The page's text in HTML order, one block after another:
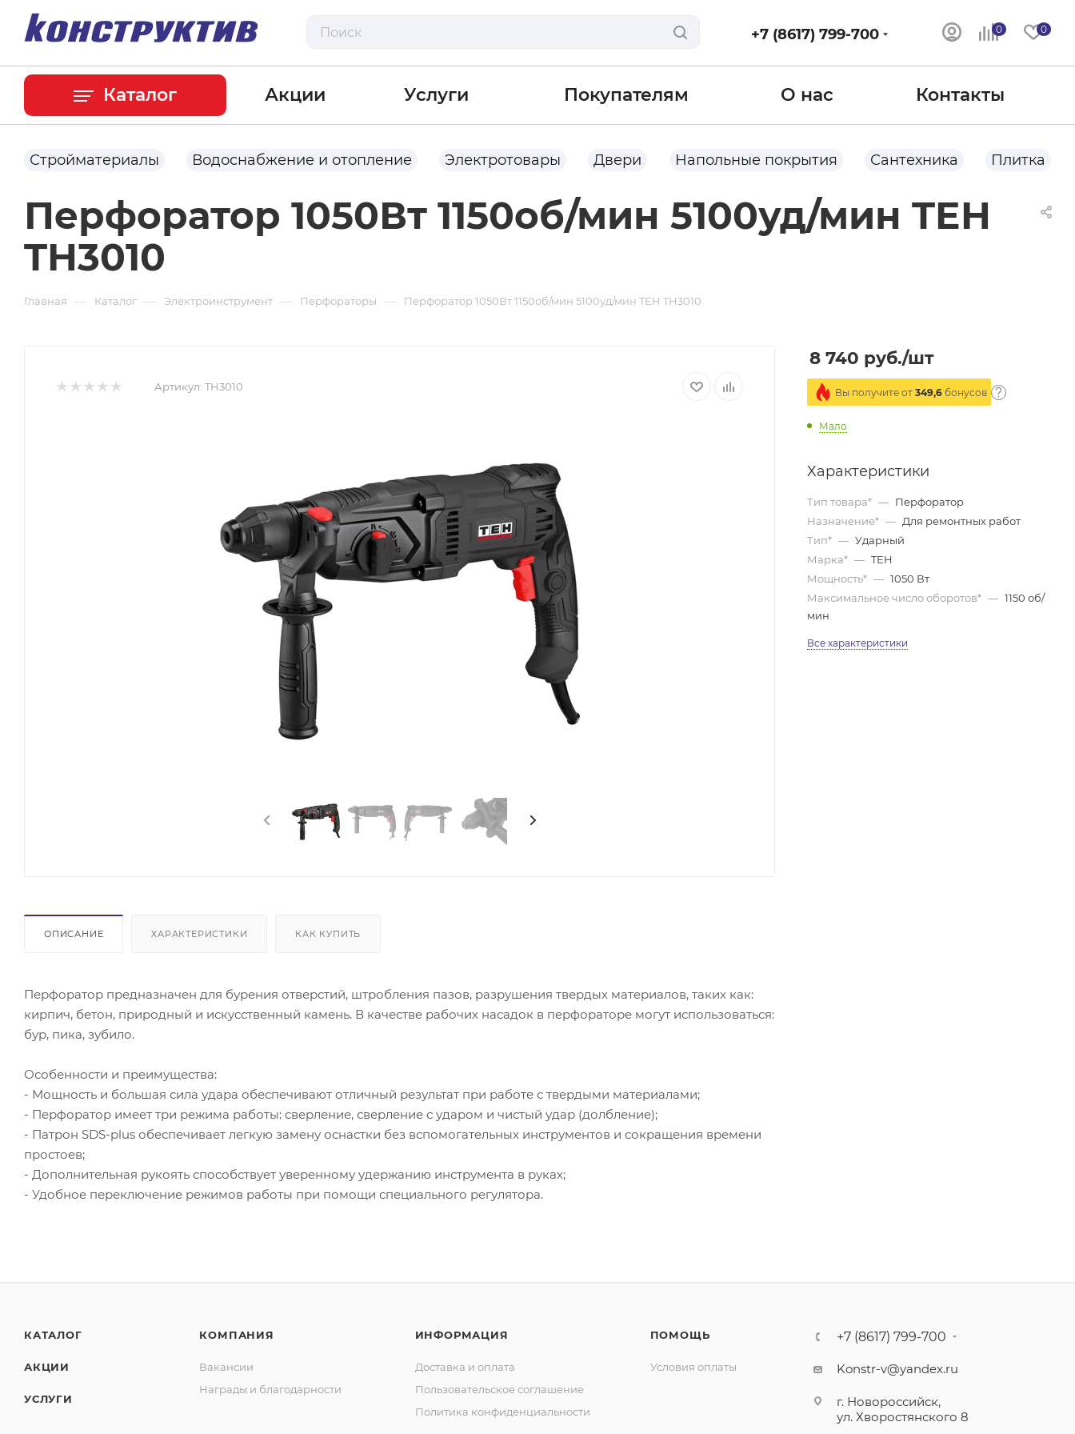
0 0
+7 (8617) 799-700
Каталог Акции Услуги Покупателям О нас Контакты
Стройматериалы Водоснабжение и отопление Электротовары Двери Напольные покрытия Сантехника Плитка
Перфоратор 1050Вт 1150об/мин 5100уд/мин TEH
TH3010
Главная — Каталог — Электроинструмент — Перфораторы — Перфоратор 1050Вт 1150об/мин 5100уд/мин TEH TH3010
Артикул: TH3010
ОПИСАНИЕ ХАРАКТЕРИСТИКИ КАК КУПИТЬ
Перфоратор предназначен для бурения отверстий, штробления пазов, разрушения твердых материалов, таких как:
кирпич, бетон, природный и искусственный камень. В качестве рабочих насадок в перфораторе могут использоваться:
бур, пика, зубило.
Особенности и преимущества:
- Мощность и большая сила удара обеспечивают отличный результат при работе с твердыми материалами;
- Перфоратор имеет три режима работы: сверление, сверление с ударом и чистый удар (долбление);
- Патрон SDS-plus обеспечивает легкую замену оснастки без вспомогательных инструментов и сокращения времени
простоев;
- Дополнительная рукоять способствует уверенному удержанию инструмента в руках;
- Удобное переключение режимов работы при помощи специального регулятора.
8 740 руб./шт
Вы получите от 349,6 бонусов
Мало
Характеристики
Тип товара* — Перфоратор
Назначение* — Для ремонтных работ
Тип* — Ударный
Марка* — TEH
Мощность* — 1050 Вт
Максимальное число оборотов* — 1150 об/
мин
Все характеристики
КАТАЛОГ
АКЦИИ
УСЛУГИ
КОМПАНИЯ
Вакансии
Награды и благодарности
ИНФОРМАЦИЯ
Доставка и оплата
Пользовательское соглашение
Политика конфиденциальности
ПОМОЩЬ
Условия оплаты
+7 (8617) 799-700
Konstr-v@yandex.ru
г. Новороссийск,
ул. Хворостянского 8